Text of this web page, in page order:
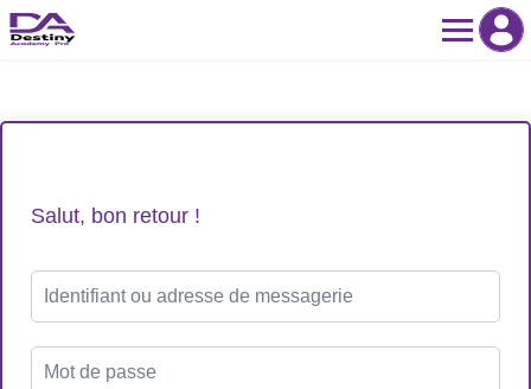
Skip
to
Salut, bon retour !